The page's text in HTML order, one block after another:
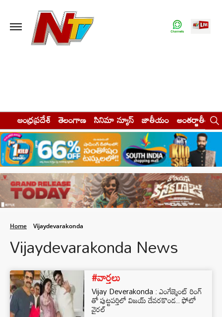
ఆంధ్రప్రదేశ్ తెలంగాణ సినిమా న్యూస్ జాతీయం అంతర్జాతీయం
Home Vijaydevarakonda
Vijaydevarakonda News
#వార్తలు
Vijay Deverakonda : ఎంగేజ్మెంట్ రింగ్
తో పుట్టపర్తిలో విజయ్ దేవరకొండ.. ఫోటో
వైరల్